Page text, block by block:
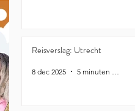
Reisverslag: Utrecht
8 dec 2025